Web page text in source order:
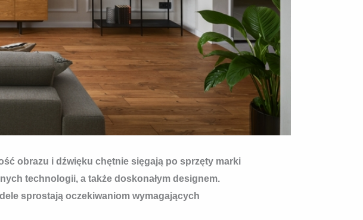
obrazu i dźwięku chętnie sięgają po sprzęty marki
technologii, a także doskonałym designem.
sprostają oczekiwaniom wymagających